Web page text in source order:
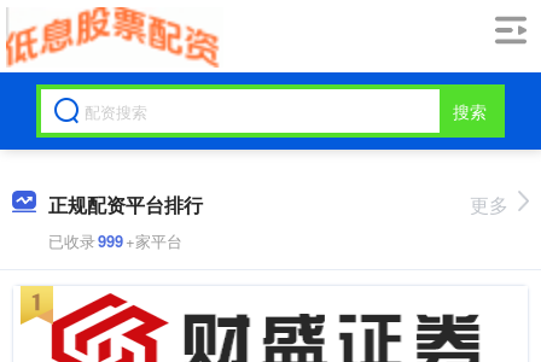
搜索
正规配资平台排行
已收录999+家平台
更多